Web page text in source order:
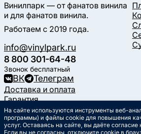
Винилпарк — от фанатов винила
и для фанатов винила.
Работаем с 2019 года.
info@vinylpark.ru
8 800 301-64-48
Звонок бесплатный
ВК Телеграм
Доставка и оплата
Гарантия
Контакты
Статьи
Музыкальный календарь
На сайте используются инструменты веб-
программы) и файлы cookie для повышения
услуг. Оставаясь на сайте, вы даёте согласие
Если вы не согласны, отключите cookie в